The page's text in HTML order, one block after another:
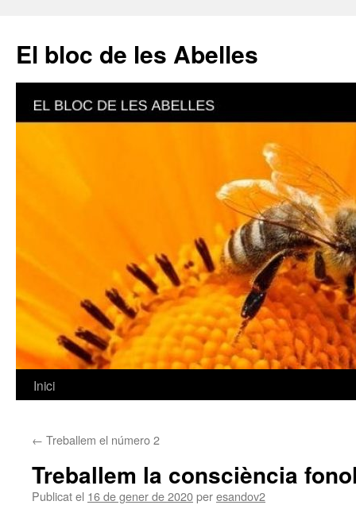
El bloc de les Abelles
Vés
contingut
Inici
← Treballem el número 2
Treballem la consciència
Publicat el 16 de gener de 2020peresandov2